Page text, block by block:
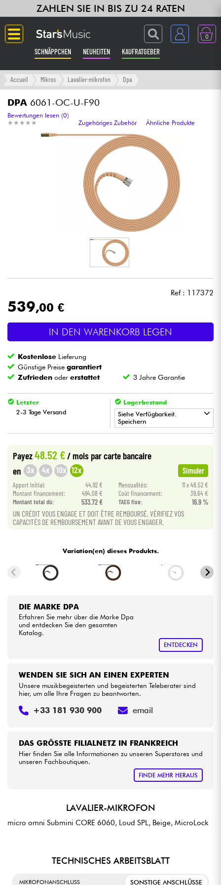
ZAHLEN SIE IN BIS ZU 24 RATEN
0
SCHNÄPPCHEN NEUHEITEN KAUFRATGEBER
Langue
Gitarre & Bass
Verstärker & Effekte
Synths & samplers
Live-Sound
Licht
Drums
Violinen & Quartett
Kabel & Zubehöre
HiFi
Bundle
Accueil Mikros Lavalier-mikrofon Dpa
DPA 6061-OC-U-F90
★ ★ ★ ★ ★
★ ★ ★ ★ ★
Bewertungen lesen (0)
Zugehöriges Zubehör
Ähnliche Produkte
Ref : 117372
539,00 €
IN DEN WARENKORB LEGEN
Kostenlose Lieferung
Günstige Preisegarantiert
Zufrieden odererstattet 3 Jahre Garantie
Letzter
2-3 Tage Versand
Lagerbestand
Siehe Verfügbarkeit.
Speichern
Payez48.52 €/ mois par carte bancaire
en 3x 4x 10x 12x Simuler
Apport initial: 44.92 € Mensualités:
11 x 48.52 €
Montant financement:
494.08 € Coût financement:
39.64 €
Montant total dù:
533.72 € TAEG fixe: 16.9 %
UN CRÉDIT VOUS ENGAGE ET DOIT ÊTRE REMBOURSÉ. VÉRIFIEZ VOS
CAPACITÉS DE REMBOURSEMENT AVANT DE VOUS ENGAGER.
Variation(en) dieses Produkts.
DIE MARKE DPA
Erfahren Sie mehr über die Marke Dpa
und entdecken Sie den gesamten
Katalog.
ENTDECKEN
DAS GRÖSSTE FILIALNETZ IN FRANKREICH
Hier finden Sie alle Informationen zu unseren Superstores und
unseren Fachboutiquen.
FINDE MEHR HERAUS
WENDEN SIE SICH AN EINEN EXPERTEN
Unsere musikbegeisterten und begeisterten Teleberater sind
hier, um alle Ihre Fragen zu beantworten.
+33 181 930 900 email
LAVALIER-MIKROFON
micro omni Submini CORE 6060, Loud SPL, Beige, MicroLock
TECHNISCHES ARBEITSBLATT
MIKROFONANSCHLUSS SONSTIGE ANSCHLÜSSE